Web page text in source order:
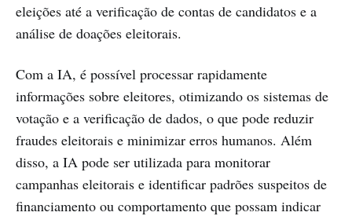
eleições até a verificação de contas de candidatos e a
análise de doações eleitorais.
Com a IA, é possível processar rapidamente
informações sobre eleitores, otimizando os sistemas de
votação e a verificação de dados, o que pode reduzir
fraudes eleitorais e minimizar erros humanos. Além
disso, a IA pode ser utilizada para monitorar
campanhas eleitorais e identificar padrões suspeitos de
financiamento ou comportamento que possam indicar